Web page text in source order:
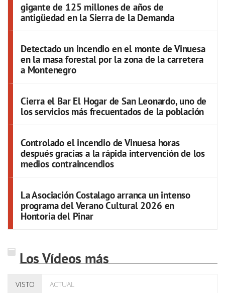
gigante de 125 millones de años de
antigüedad en la Sierra de la Demanda
Detectado un incendio en el monte de Vinuesa
en la masa forestal por la zona de la carretera
a Montenegro
Cierra el Bar El Hogar de San Leonardo, uno de
los servicios más frecuentados de la población
Controlado el incendio de Vinuesa horas
después gracias a la rápida intervención de los
medios contraincendios
La Asociación Costalago arranca un intenso
programa del Verano Cultural 2026 en
Hontoria del Pinar
Los Vídeos más
VISTO ACTUAL